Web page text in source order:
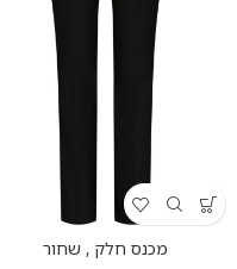
מכנס חלק , שחור